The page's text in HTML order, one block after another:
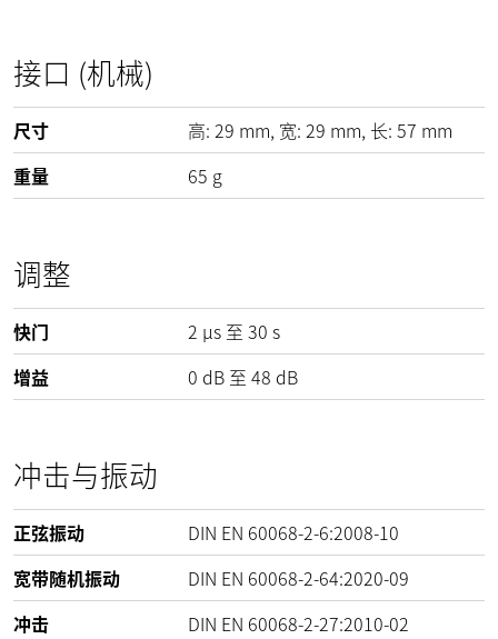
接口 (机械)
尺寸 高: 29 mm, 宽: 29 mm, 长: 57 mm
重量
65 g
调整
快门
2 µs 至 30 s
增益
0 dB 至 48 dB
冲击与振动
正弦振动
DIN EN 60068-2-6:2008-10
宽带随机振动
DIN EN 60068-2-64:2020-09
冲击
DIN EN 60068-2-27:2010-02